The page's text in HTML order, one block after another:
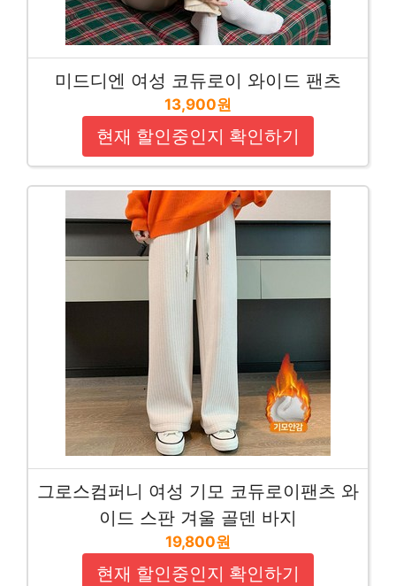
미드디엔 여성 코듀로이 와이드 팬츠
13,900원
현재 할인중인지 확인하기
그로스컴퍼니 여성 기모 코듀로이팬츠 와
이드 스판 겨울 골덴 바지
19,800원
현재 할인중인지 확인하기